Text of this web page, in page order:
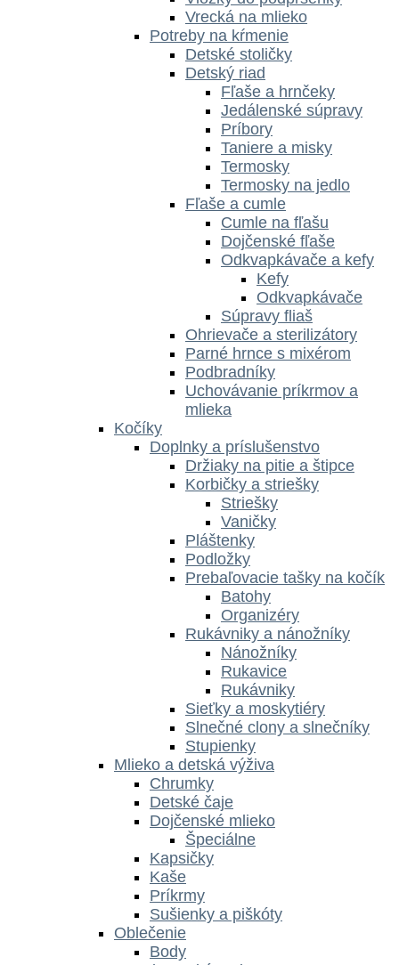
Vrecká na mlieko
Potreby na kŕmenie
Detské stoličky
Detský riad
Fľaše a hrnčeky
Jedálenské súpravy
Príbory
Taniere a misky
Termosky
Termosky na jedlo
Fľaše a cumle
Cumle na fľašu
Dojčenské fľaše
Odkvapkávače a kefy
Kefy
Odkvapkávače
Súpravy fliaš
Ohrievače a sterilizátory
Parné hrnce s mixérom
Podbradníky
Uchovávanie príkrmov a
mlieka
Kočíky
Doplnky a príslušenstvo
Držiaky na pitie a štipce
Korbičky a striešky
Striešky
Vaničky
Pláštenky
Podložky
Prebaľovacie tašky na kočík
Batohy
Organizéry
Rukávniky a nánožníky
Nánožníky
Rukavice
Rukávniky
Sieťky a moskytiéry
Slnečné clony a slnečníky
Stupienky
Mlieko a detská výživa
Chrumky
Detské čaje
Dojčenské mlieko
Špeciálne
Kapsičky
Kaše
Príkrmy
Sušienky a piškóty
Oblečenie
Body